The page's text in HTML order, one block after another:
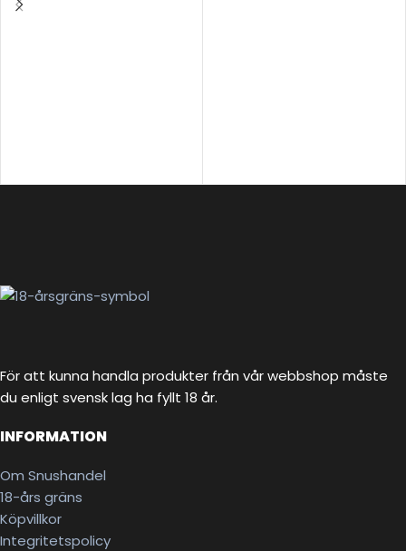
För att kunna handla produkter från vår webbshop måste
du enligt svensk lag ha fyllt 18 år.
INFORMATION
Om Snushandel
18-års gräns
Köpvillkor
Integritetspolicy